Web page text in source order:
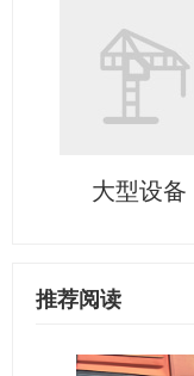
大型设备
推荐阅读